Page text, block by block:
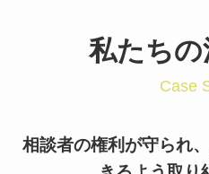
私たち
Case
相談者の権利が守られ